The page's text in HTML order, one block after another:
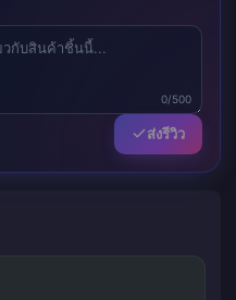
0/500
ส่งรีวิว